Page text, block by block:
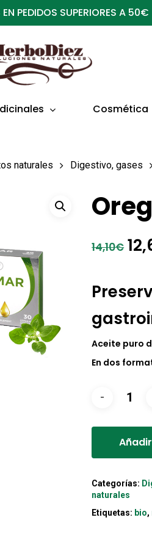
PEDIDOS SUPERIORES A 50€
Cosmética
naturales Digestivo, gases
14,10€ El
era:
Aceite puro
En dos
Categorías:
naturales
Etiquetas: bio,